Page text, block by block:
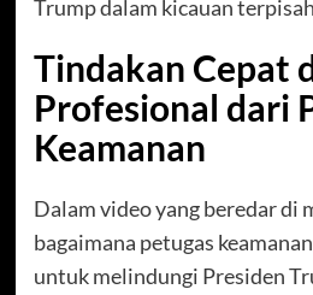
Trump dalam kicauan
Tindakan Cepat
Profesional dari
Keamanan
Dalam video yang beredar di
bagaimana petugas
untuk melindungi Presiden